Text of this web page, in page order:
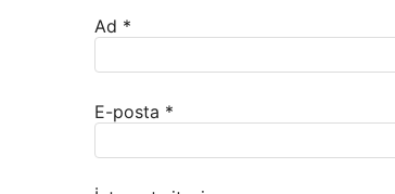
Ad *
E-posta *